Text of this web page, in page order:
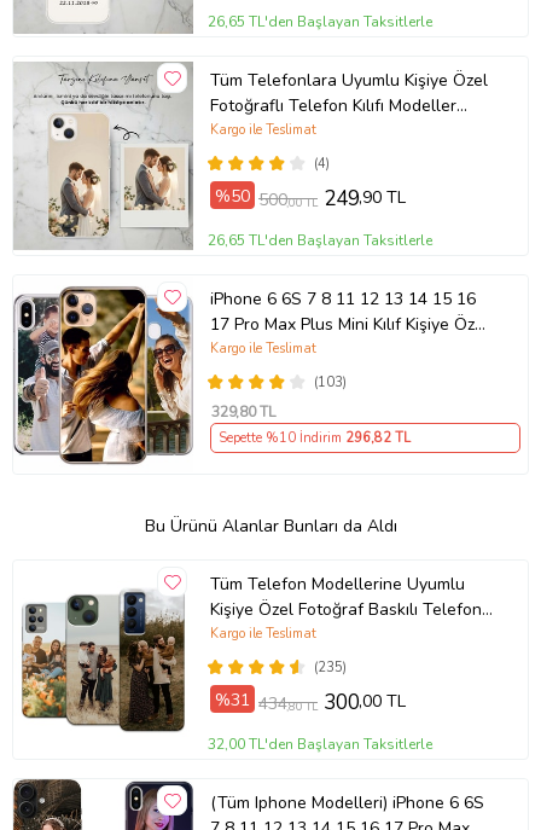
26,65 TL'den Başlayan Taksitlerle
Tüm Telefonlara Uyumlu Kişiye Özel
Fotoğraflı Telefon Kılıfı Modeller
Açıklamada
(4)
Kargo ile Teslimat
%50 500,00 TL 249,90 TL
26,65 TL'den Başlayan Taksitlerle
iPhone 6 6S 7 8 11 12 13 14 15 16
17 Pro Max Plus Mini Kılıf Kişiye Özel
Resimli Fotoğraflı Silikon
(103)
Kargo ile Teslimat
329,80 TL
Sepette %10 İndirim 296,82 TL
Bu Ürünü Alanlar Bunları da Aldı
Tüm Telefon Modellerine Uyumlu
Kişiye Özel Fotoğraf Baskılı Telefon
Kılıfı
(235)
Kargo ile Teslimat
%31 434,80 TL 300,00 TL
32,00 TL'den Başlayan Taksitlerle
(Tüm Iphone Modelleri) iPhone 6 6S